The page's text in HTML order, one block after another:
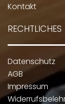
Kontakt
RECHTLICHES
Datenschutz
AGB
Impressum